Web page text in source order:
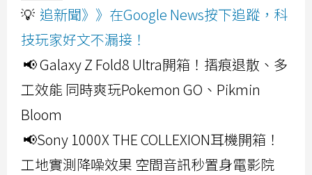
💡 追新聞》》在Google News按下追蹤，科
技玩家好文不漏接！
📢 Galaxy Z Fold8 Ultra開箱！摺痕退散、多
工效能 同時爽玩Pokemon GO、Pikmin
Bloom
📢Sony 1000X THE COLLEXION耳機開箱！
工地實測降噪效果 空間音訊秒置身電影院